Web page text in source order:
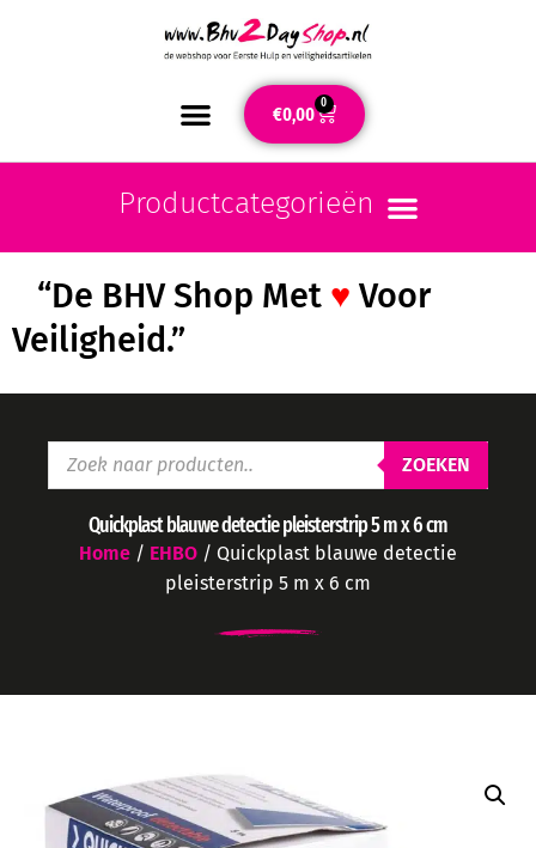
€0,00 0
“De BHV Shop Met ♥ Voor
Veiligheid.”
ZOEKEN
Quickplast blauwe detectie pleisterstrip 5 m x 6 cm
Home / EHBO / Quickplast blauwe detectie
pleisterstrip 5 m x 6 cm